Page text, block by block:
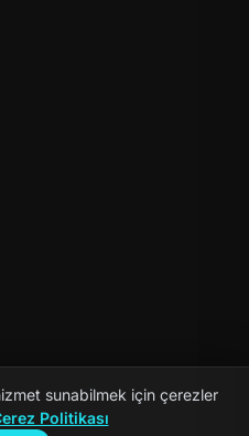
sunabilmek için çerezler
Politikası